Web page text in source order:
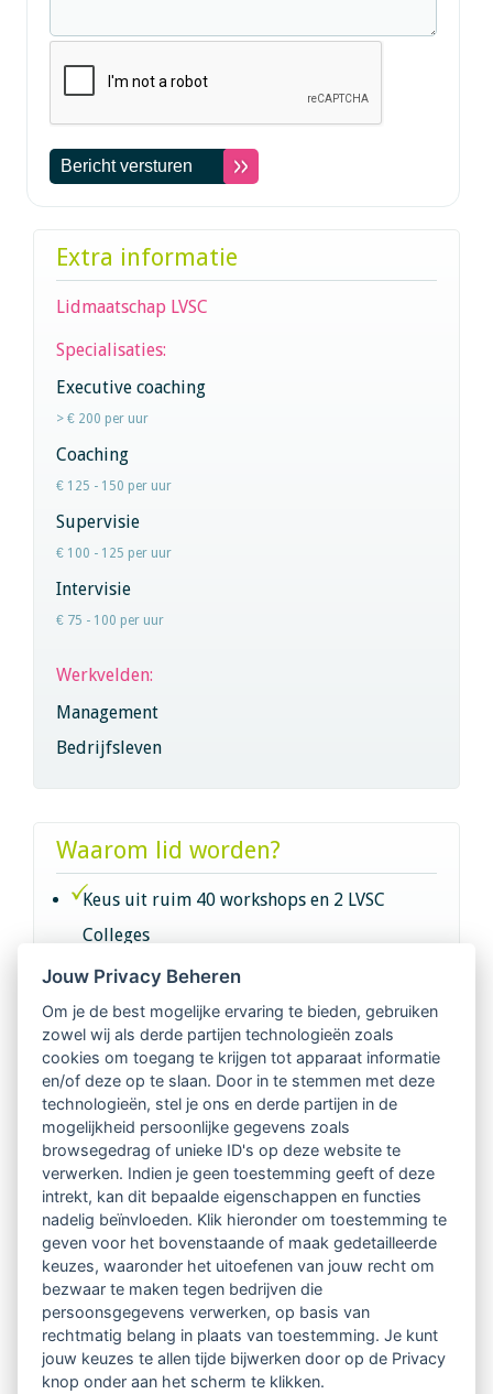
Extra informatie
Lidmaatschap LVSC
Specialisaties:
Executive coaching
> € 200 per uur
Coaching
€ 125 - 150 per uur
Supervisie
€ 100 - 125 per uur
Intervisie
€ 75 - 100 per uur
Werkvelden:
Management
Bedrijfsleven
Waarom lid worden?
Keus uit ruim 40 workshops en 2 LVSC
Colleges
Intervisie met geregistreerde vakgenoten
Netwerk van 2100 professionals in 14
regio's
Vindbaar voor opdrachtgevers
Tijdschrift voor
Begeleidingskunde & kennisbank
Beroepsregistratie (LVSC keurmerk)
Lid worden van LVSC
Jouw Privacy Beheren
Om je de best mogelijke ervaring te bieden, gebruiken
zowel wij als derde partijen technologieën zoals
cookies om toegang te krijgen tot apparaat informatie
en/of deze op te slaan. Door in te stemmen met deze
technologieën, stel je ons en derde partijen in de
mogelijkheid persoonlijke gegevens zoals
browsegedrag of unieke ID's op deze website te
verwerken. Indien je geen toestemming geeft of deze
intrekt, kan dit bepaalde eigenschappen en functies
nadelig beïnvloeden. Klik hieronder om toestemming te
geven voor het bovenstaande of maak gedetailleerde
keuzes, waaronder het uitoefenen van jouw recht om
bezwaar te maken tegen bedrijven die
persoonsgegevens verwerken, op basis van
rechtmatig belang in plaats van toestemming. Je kunt
jouw keuzes te allen tijde bijwerken door op de Privacy
knop onder aan het scherm te klikken.